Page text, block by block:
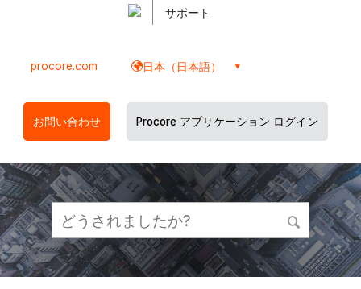
サポート
procore.com 日本（日本語）
お問い合わせ Procore アプリケーション ログイン